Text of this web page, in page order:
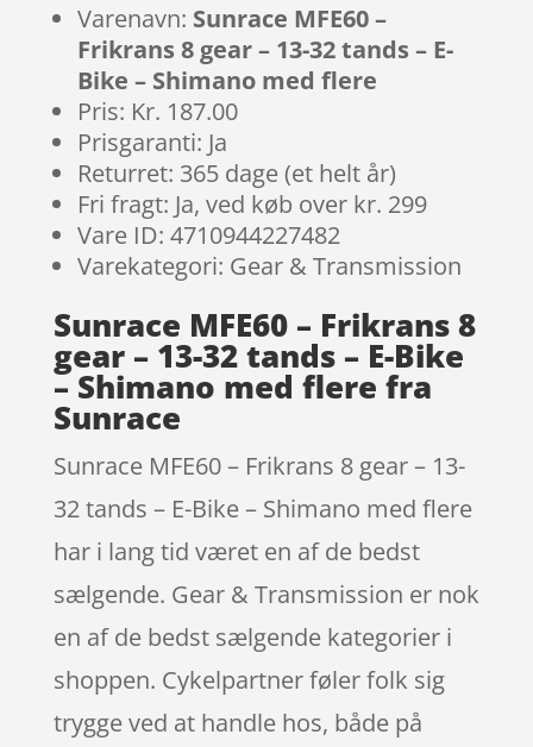
Varenavn: Sunrace MFE60 –
Frikrans 8 gear – 13-32 tands – E-
Bike – Shimano med flere
Pris: Kr. 187.00
Prisgaranti: Ja
Returret: 365 dage (et helt år)
Fri fragt: Ja, ved køb over kr. 299
Vare ID: 4710944227482
Varekategori: Gear & Transmission
Sunrace MFE60 – Frikrans 8
gear – 13-32 tands – E-Bike
– Shimano med flere fra
Sunrace
Sunrace MFE60 – Frikrans 8 gear – 13-
32 tands – E-Bike – Shimano med flere
har i lang tid været en af de bedst
sælgende. Gear & Transmission er nok
en af de bedst sælgende kategorier i
shoppen. Cykelpartner føler folk sig
trygge ved at handle hos, både på